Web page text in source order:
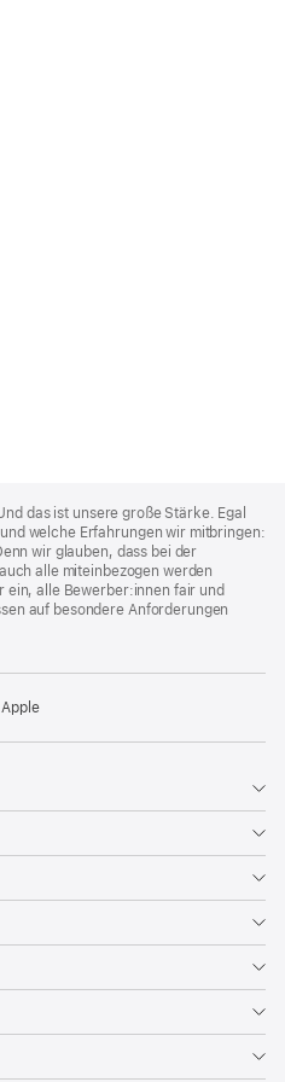
das ist unsere große Stärke. Egal
welche Erfahrungen wir mitbringen:
wir glauben, dass bei der
alle miteinbezogen werden
ein, alle Bewerber:innen fair und
auf besondere Anforderungen